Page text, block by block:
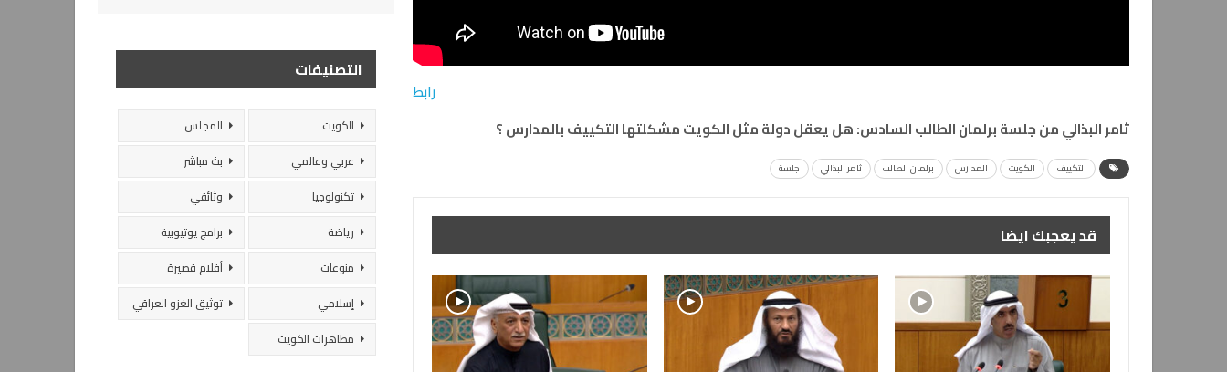
رابط
ثامر البذالي من جلسة برلمان الطالب السادس: هل يعقل دولة مثل الكويت مشكلتها التكييف بالمدارس ؟
التكييف الكويت المدارس برلمان الطالب ثامر البذالي جلسة
قد يعجبك ايضا
التصنيفات
الكويت
المجلس
عربي وعالمي
بث مباشر
تكنولوجيا
وثائقي
رياضة
برامج يوتيوبية
منوعات
أفلام قصيرة
إسلامي
توثيق الغزو العراقي
مظاهرات الكويت